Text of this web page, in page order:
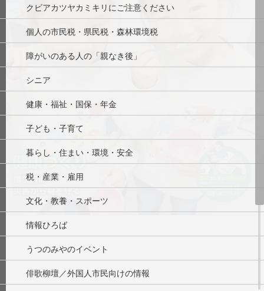
クビアカツヤカミキリにご注意ください
個人の市民税・県民税・森林環境税
障がいのある人の「親なき後」
シニア
健康・福祉・国保・年金
子ども・子育て
暮らし・住まい・環境・安全
税・産業・雇用
文化・教養・スポーツ
情報ひろば
うつのみやのイベント
俳歌柳壇／外国人市民向けの情報